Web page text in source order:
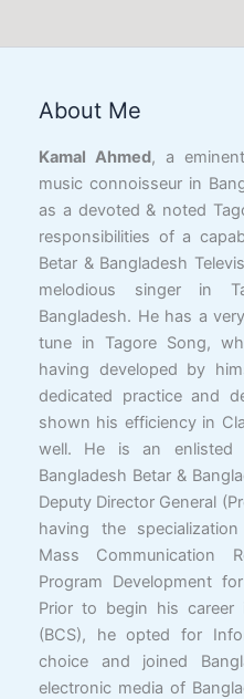
About Me
Kamal Ahmed, a
music connoisseur in
as a devoted & noted
responsibilities of a
Betar & Bangladesh
melodious singer in
Bangladesh. He has a
tune in Tagore Song,
having developed by
dedicated practice and
shown his efficiency in
well. He is an enlisted
Bangladesh Betar &
Deputy Director General
having the
Mass Communication
Program Development
Prior to begin his career
(BCS), he opted for
choice and joined
electronic media of
Facebook
YouTube
X LinkedIn